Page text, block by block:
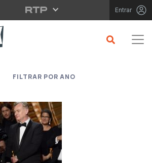
principal Entrar
FILTRAR POR ANO